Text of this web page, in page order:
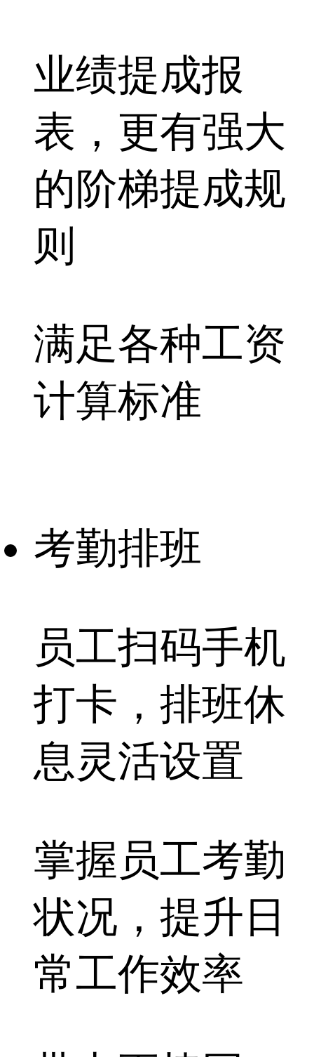
业绩提成报
表，更有强大
的阶梯提成规
则
满足各种工资
计算标准
考勤排班
员工扫码手机
打卡，排班休
息灵活设置
掌握员工考勤
状况，提升日
常工作效率